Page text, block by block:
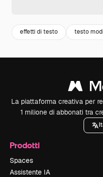
effetti di testo testo
La piattaforma creativa per
1 milione di abbonati tra
Prodotti
Spaces
Assistente IA